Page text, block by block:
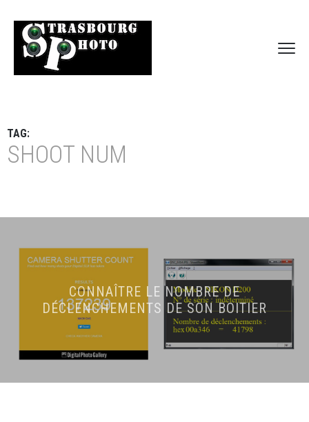
TAG:
SHOOT NUM
CONNAÎTRE LE NOMBRE DE
DÉCLENCHEMENTS DE SON BOITIER